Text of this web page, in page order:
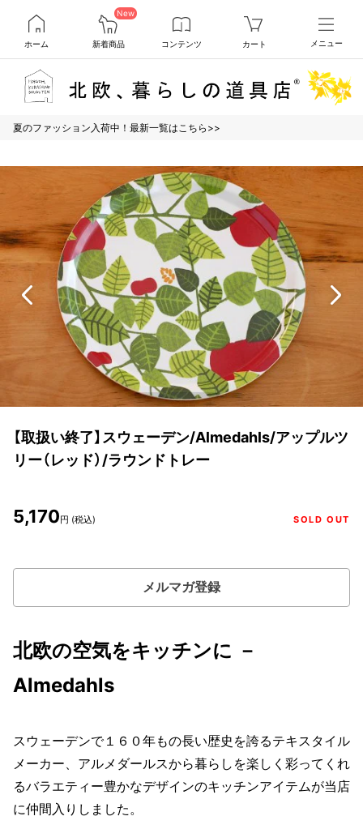
ホーム
New
新着商品 コンテンツ カート メニュー
夏のファッション入荷中！最新一覧はこちら>>
【取扱い終了】スウェーデン/Almedahls/アップルツ
リー（レッド）/ラウンドトレー
5,170円 (税込) SOLD OUT
メルマガ登録
北欧の空気をキッチンに －
Almedahls
スウェーデンで１６０年もの長い歴史を誇るテキスタイル
メーカー、アルメダールスから暮らしを楽しく彩ってくれ
るバラエティー豊かなデザインのキッチンアイテムが当店
に仲間入りしました。